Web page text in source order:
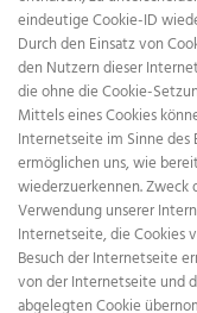
eindeutige Cookie-ID
Durch den Einsatz von
den Nutzern dieser
die ohne die Cookie-
Mittels eines Cookies
Internetseite im Sinne
ermöglichen uns, wie
wiederzuerkennen. Zweck
Verwendung unserer
Internetseite, die Cookies
Besuch der Internetseite
von der Internetseite und
abgelegten Cookie